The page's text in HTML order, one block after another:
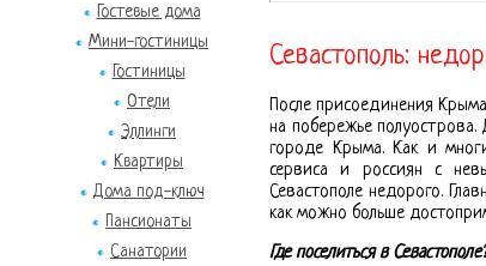
Гостевые дома
Мини-гостиницы
Гостиницы
Отели
Эллинги
Квартиры
Дома под-ключ
Пансионаты
Санатории
Севастополь:
После присоединения
на побережье
городе Крыма. Как и
сервиса и россиян с
Севастополе недорого.
как можно больше
Где поселиться в